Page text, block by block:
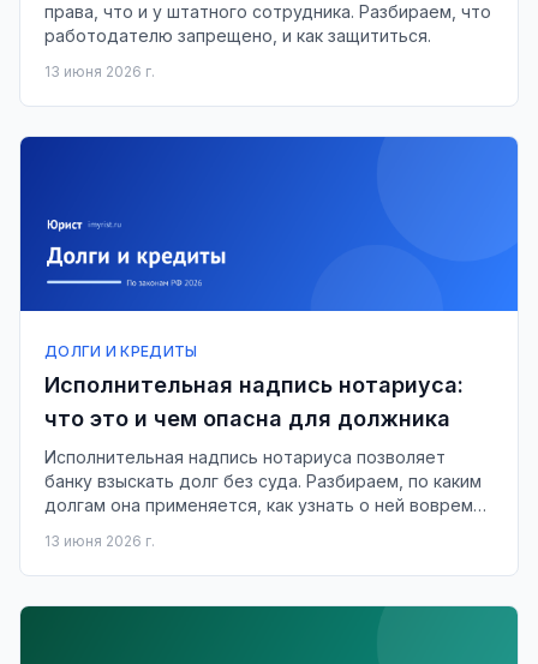
права, что и у штатного сотрудника. Разбираем, что
работодателю запрещено, и как защититься.
13 июня 2026 г.
ДОЛГИ И КРЕДИТЫ
Исполнительная надпись нотариуса:
что это и чем опасна для должника
Исполнительная надпись нотариуса позволяет
банку взыскать долг без суда. Разбираем, по каким
долгам она применяется, как узнать о ней вовремя
13 июня 2026 г.